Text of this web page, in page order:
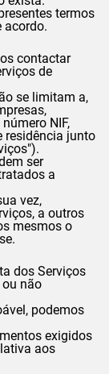
termos
acordo.
contactar
de
se limitam a,
NIF,
residência junto
ser
a
vez,
a outros
mesmos o
dos Serviços
ou não
podemos
exigidos
aos